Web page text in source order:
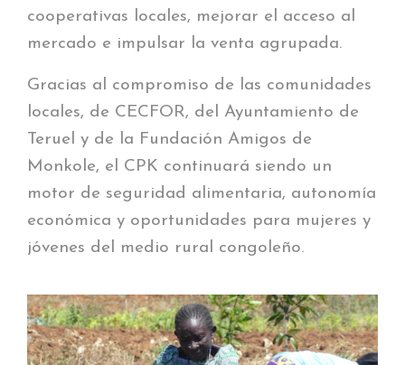
cooperativas locales, mejorar el acceso al
mercado e impulsar la venta agrupada.
Gracias al compromiso de las comunidades
locales, de CECFOR, del Ayuntamiento de
Teruel y de la Fundación Amigos de
Monkole, el CPK continuará siendo un
motor de seguridad alimentaria, autonomía
económica y oportunidades para mujeres y
jóvenes del medio rural congoleño.